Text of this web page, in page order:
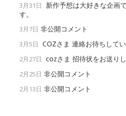
3月31日
新作予想は大好きな企画
す。
3月7日 非公開コメント
3月5日 COZさま 連絡お待ちして
2月27日 cozさま 招待状をお送り
2月25日 非公開コメント
2月13日 非公開コメント